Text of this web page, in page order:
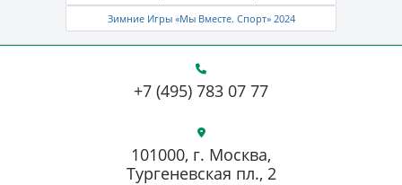
Зимние Игры «Мы Вместе. Спорт» 2024
+7 (495) 783 07 77
101000, г. Москва,
Тургеневская пл., 2